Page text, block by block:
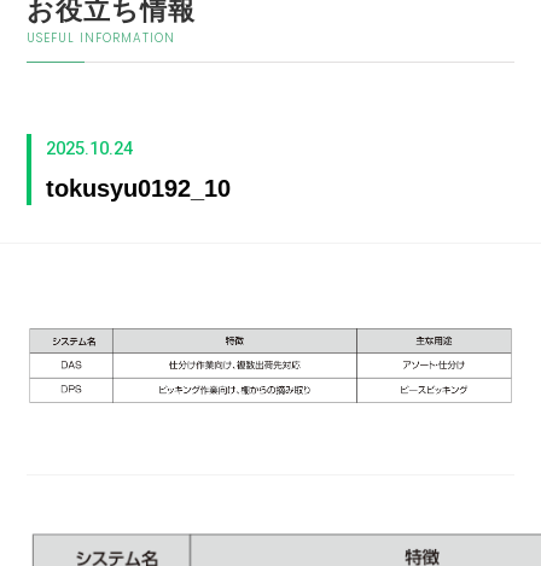
お役立ち情報
USEFUL INFORMATION
2025.10.24
tokusyu0192_10